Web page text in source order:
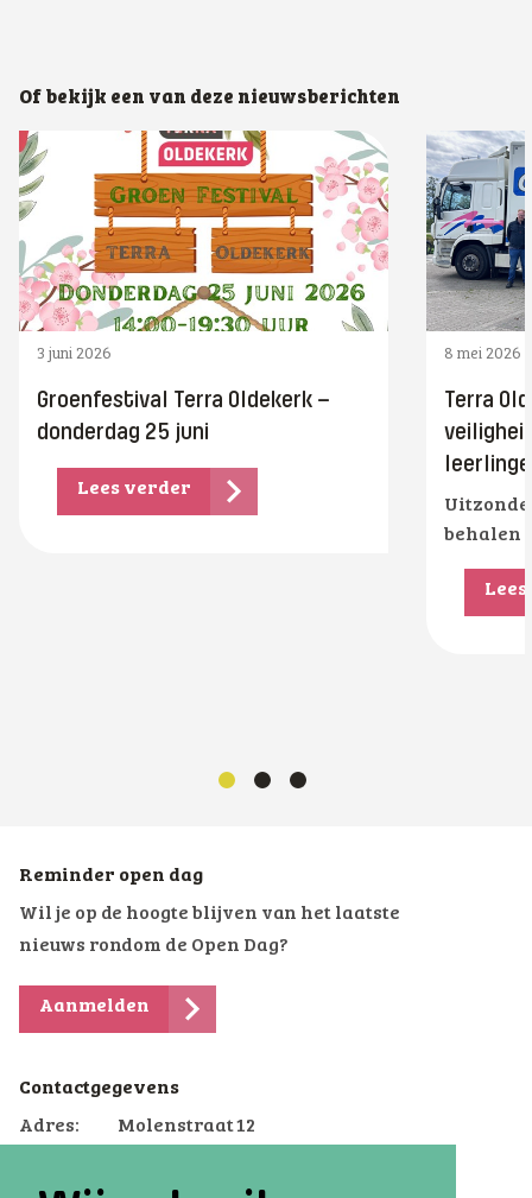
Of bekijk een van deze nieuwsberichten
3 juni 2026
Groenfestival Terra Oldekerk –
donderdag 25 juni
Lees verder
8 mei 2026
Terra
behalen
Reminder open dag
Wil je op de hoogte blijven van het laatste
nieuws rondom de Open Dag?
Aanmelden
Contactgegevens
Adres:
Molenstraat 12
Telefoon:
0594-505800